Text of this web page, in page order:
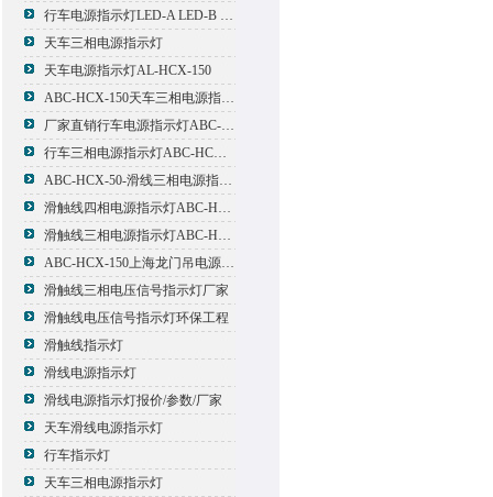
行车电源指示灯LED-A LED-B LED-C
天车三相电源指示灯
天车电源指示灯AL-HCX-150
ABC-HCX-150天车三相电源指示灯出厂价格
厂家直销行车电源指示灯ABC-HCX-150
行车三相电源指示灯ABC-HCX-150
ABC-HCX-50-滑线三相电源指示灯厂家
滑触线四相电源指示灯ABC-HCX-100/4
滑触线三相电源指示灯ABC-HCX-100
ABC-HCX-150上海龙门吊电源指示灯
滑触线三相电压信号指示灯厂家
滑触线电压信号指示灯环保工程
滑触线指示灯
滑线电源指示灯
滑线电源指示灯报价/参数/厂家
天车滑线电源指示灯
行车指示灯
天车三相电源指示灯